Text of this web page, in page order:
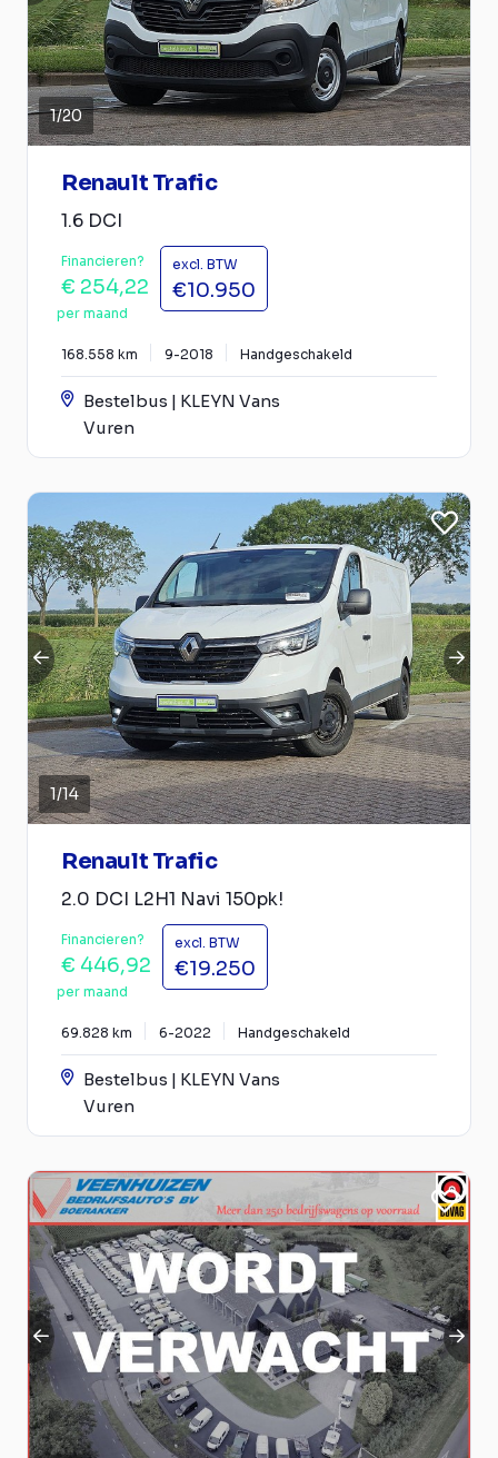
1/20
Renault Trafic
1.6 DCI
Financieren?
€ 254,22
per maand
excl. BTW
€10.950
168.558 km 9-2018 Handgeschakeld
Bestelbus | KLEYN Vans
Vuren
1/14
Renault Trafic
2.0 DCI L2H1 Navi 150pk!
Financieren?
€ 446,92
per maand
excl. BTW
€19.250
69.828 km 6-2022 Handgeschakeld
Bestelbus | KLEYN Vans
Vuren